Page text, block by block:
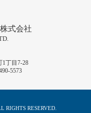
式会社
丁目7-28
5573
RIGHTS RESERVED.